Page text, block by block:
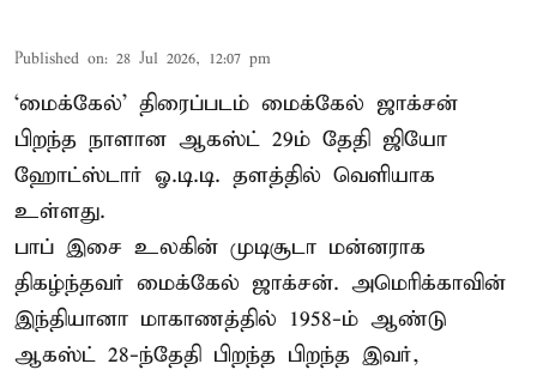
Published on: 28 Jul 2026, 12:07 pm
‘மைக்கேல்’ திரைப்படம் மைக்கேல் ஜாக்சன்
பிறந்த நாளான ஆகஸ்ட் 29ம் தேதி ஜியோ
ஹோட்ஸ்டார் ஓ.டி.டி. தளத்தில் வெளியாக
உள்ளது.
பாப் இசை உலகின் முடிசூடா மன்னராக
திகழ்ந்தவர் மைக்கேல் ஜாக்சன். அமெரிக்காவின்
இந்தியானா மாகாணத்தில் 1958-ம் ஆண்டு
ஆகஸ்ட் 28-ந்தேதி பிறந்த பிறந்த இவர்,